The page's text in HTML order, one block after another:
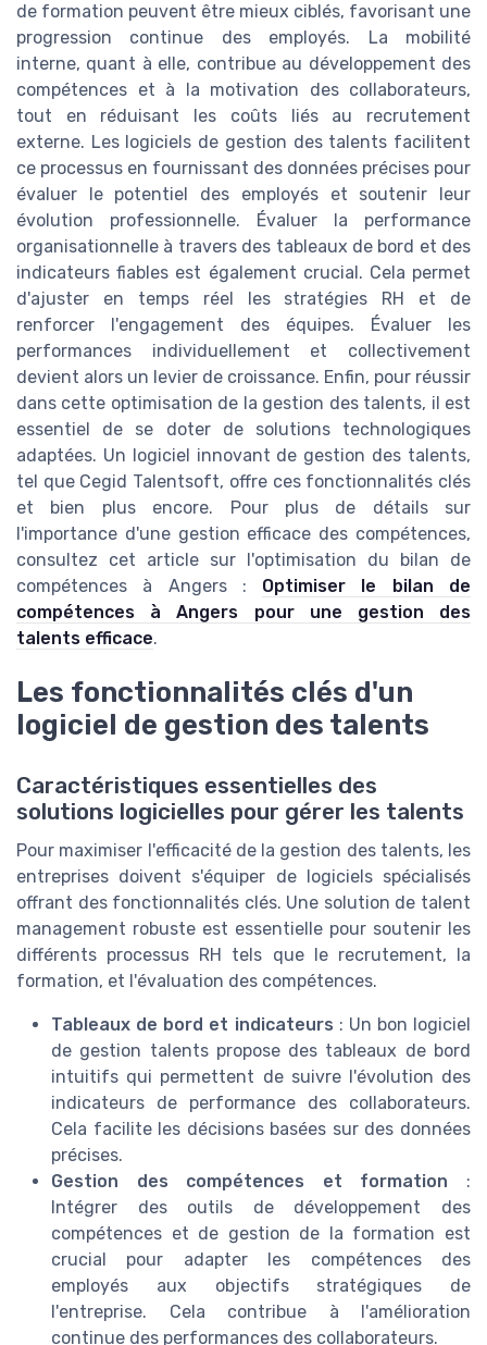
de formation peuvent être mieux ciblés, favorisant une
progression continue des employés. La mobilité
interne, quant à elle, contribue au développement des
compétences et à la motivation des collaborateurs,
tout en réduisant les coûts liés au recrutement
externe. Les logiciels de gestion des talents facilitent
ce processus en fournissant des données précises pour
évaluer le potentiel des employés et soutenir leur
évolution professionnelle. Évaluer la performance
organisationnelle à travers des tableaux de bord et des
indicateurs fiables est également crucial. Cela permet
d'ajuster en temps réel les stratégies RH et de
renforcer l'engagement des équipes. Évaluer les
performances individuellement et collectivement
devient alors un levier de croissance. Enfin, pour réussir
dans cette optimisation de la gestion des talents, il est
essentiel de se doter de solutions technologiques
adaptées. Un logiciel innovant de gestion des talents,
tel que Cegid Talentsoft, offre ces fonctionnalités clés
et bien plus encore. Pour plus de détails sur
l'importance d'une gestion efficace des compétences,
consultez cet article sur l'optimisation du bilan de
compétences à Angers : Optimiser le bilan de
compétences à Angers pour une gestion des
talents efficace.
Les fonctionnalités clés d'un
logiciel de gestion des talents
Caractéristiques essentielles des
solutions logicielles pour gérer les talents
Pour maximiser l'efficacité de la gestion des talents, les
entreprises doivent s'équiper de logiciels spécialisés
offrant des fonctionnalités clés. Une solution de talent
management robuste est essentielle pour soutenir les
différents processus RH tels que le recrutement, la
formation, et l'évaluation des compétences.
Tableaux de bord et indicateurs : Un bon logiciel
de gestion talents propose des tableaux de bord
intuitifs qui permettent de suivre l'évolution des
indicateurs de performance des collaborateurs.
Cela facilite les décisions basées sur des données
précises.
Gestion des compétences et formation :
Intégrer des outils de développement des
compétences et de gestion de la formation est
crucial pour adapter les compétences des
employés aux objectifs stratégiques de
l'entreprise. Cela contribue à l'amélioration
continue des performances des collaborateurs.